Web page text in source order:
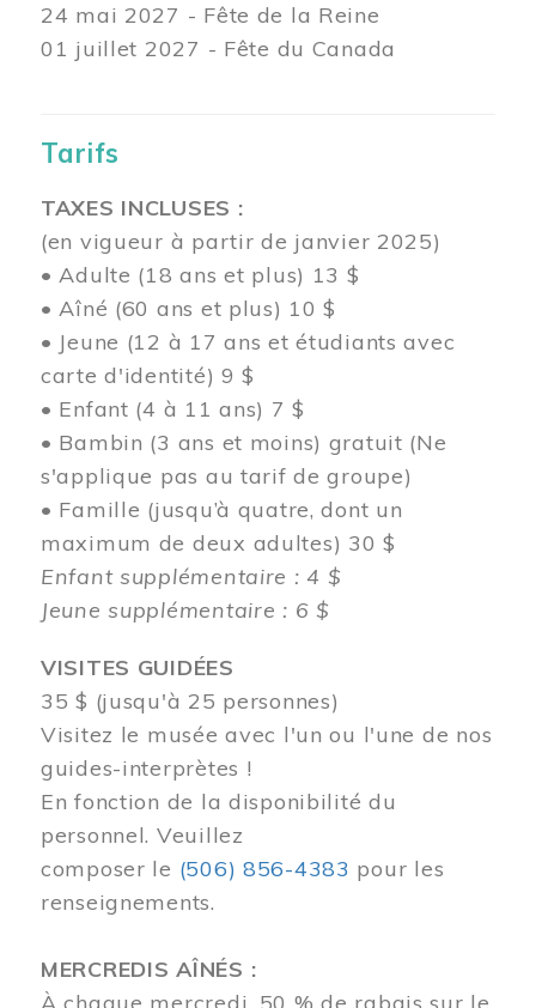
24 mai 2027 - Fête de la Reine
01 juillet 2027 - Fête du Canada
Tarifs
TAXES INCLUSES :
(en vigueur à partir de janvier 2025)
• Adulte (18 ans et plus) 13 $
• Aîné (60 ans et plus) 10 $
• Jeune (12 à 17 ans et étudiants avec
carte d'identité) 9 $
• Enfant (4 à 11 ans) 7 $
• Bambin (3 ans et moins) gratuit (Ne
s'applique pas au tarif de groupe)
• Famille (jusqu’à quatre, dont un
maximum de deux adultes) 30 $
Enfant supplémentaire : 4 $
Jeune supplémentaire : 6 $
VISITES GUIDÉES
35 $ (jusqu'à 25 personnes)
Visitez le musée avec l'un ou l'une de nos
guides-interprètes !
En fonction de la disponibilité du
personnel. Veuillez
composer le (506) 856-4383 pour les
renseignements.
MERCREDIS AÎNÉS :